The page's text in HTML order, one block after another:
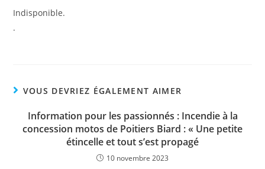
Indisponible.
.
VOUS DEVRIEZ ÉGALEMENT AIMER
Information pour les passionnés : Incendie à la
concession motos de Poitiers Biard : « Une petite
étincelle et tout s’est propagé
10 novembre 2023